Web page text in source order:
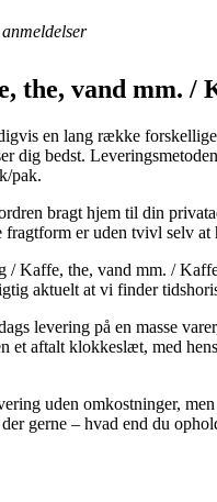
anmeldelser
the, vand mm. /
en lang række
dig bedst.
pak.
bragt hjem til din
er uden tvivl selv at
/ Kaffe, the, vand mm. /
aktuelt at vi finder
levering på en masse
et aftalt klokkeslæt, med
uden omkostninger,
gerne – hvad end du